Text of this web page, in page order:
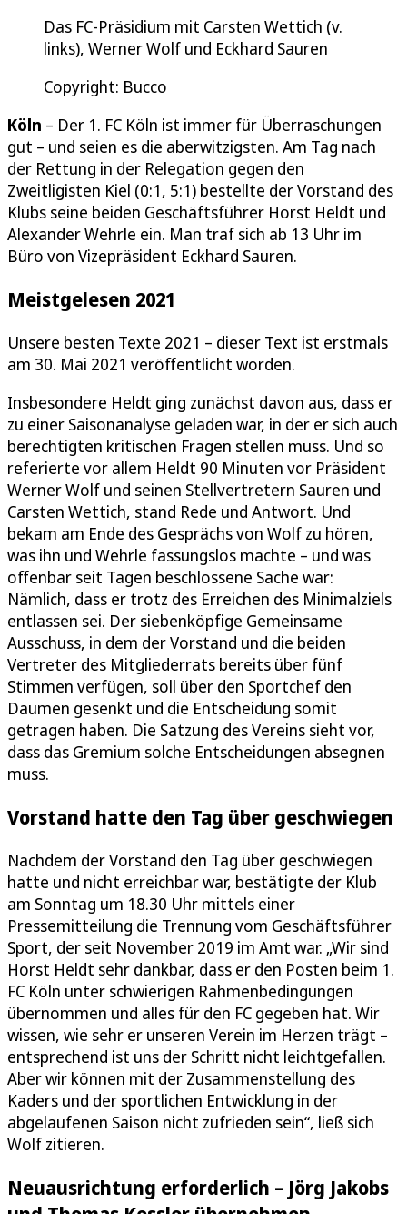
Das FC-Präsidium mit Carsten Wettich (v.
links), Werner Wolf und Eckhard Sauren
Copyright: Bucco
Köln – Der 1. FC Köln ist immer für Überraschungen
gut – und seien es die aberwitzigsten. Am Tag nach
der Rettung in der Relegation gegen den
Zweitligisten Kiel (0:1, 5:1) bestellte der Vorstand des
Klubs seine beiden Geschäftsführer Horst Heldt und
Alexander Wehrle ein. Man traf sich ab 13 Uhr im
Büro von Vizepräsident Eckhard Sauren.
Meistgelesen 2021
Unsere besten Texte 2021 – dieser Text ist erstmals
am 30. Mai 2021 veröffentlicht worden.
Insbesondere Heldt ging zunächst davon aus, dass er
zu einer Saisonanalyse geladen war, in der er sich auch
berechtigten kritischen Fragen stellen muss. Und so
referierte vor allem Heldt 90 Minuten vor Präsident
Werner Wolf und seinen Stellvertretern Sauren und
Carsten Wettich, stand Rede und Antwort. Und
bekam am Ende des Gesprächs von Wolf zu hören,
was ihn und Wehrle fassungslos machte – und was
offenbar seit Tagen beschlossene Sache war:
Nämlich, dass er trotz des Erreichen des Minimalziels
entlassen sei. Der siebenköpfige Gemeinsame
Ausschuss, in dem der Vorstand und die beiden
Vertreter des Mitgliederrats bereits über fünf
Stimmen verfügen, soll über den Sportchef den
Daumen gesenkt und die Entscheidung somit
getragen haben. Die Satzung des Vereins sieht vor,
dass das Gremium solche Entscheidungen absegnen
muss.
Vorstand hatte den Tag über geschwiegen
Nachdem der Vorstand den Tag über geschwiegen
hatte und nicht erreichbar war, bestätigte der Klub
am Sonntag um 18.30 Uhr mittels einer
Pressemitteilung die Trennung vom Geschäftsführer
Sport, der seit November 2019 im Amt war. „Wir sind
Horst Heldt sehr dankbar, dass er den Posten beim 1.
FC Köln unter schwierigen Rahmenbedingungen
übernommen und alles für den FC gegeben hat. Wir
wissen, wie sehr er unseren Verein im Herzen trägt –
entsprechend ist uns der Schritt nicht leichtgefallen.
Aber wir können mit der Zusammenstellung des
Kaders und der sportlichen Entwicklung in der
abgelaufenen Saison nicht zufrieden sein“, ließ sich
Wolf zitieren.
Neuausrichtung erforderlich – Jörg Jakobs